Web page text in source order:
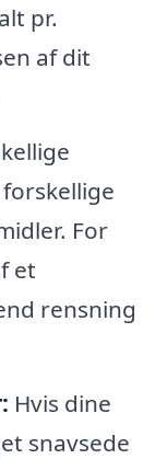
pr.
af dit
For
et
rensning
Hvis dine
snavsede